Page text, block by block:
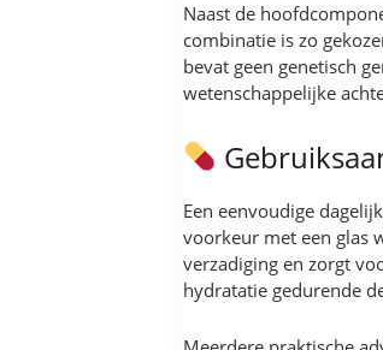
Naast de
combinatie is zo
bevat geen genetisch
wetenschappelijke
Een eenvoudige
voorkeur met een glas
verzadiging en zorgt
hydratatie gedurende